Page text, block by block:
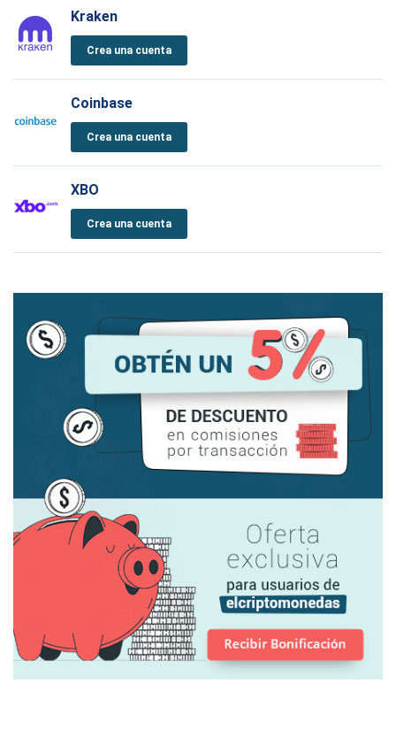
Kraken
Crea una cuenta
Coinbase
Crea una cuenta
XBO
Crea una cuenta